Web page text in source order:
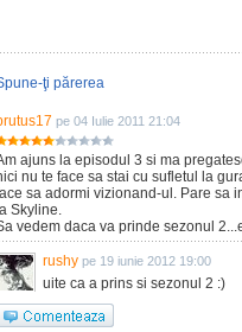
ţi părerea
pe 04 Iulie 2011 21:04
ajuns la episodul 3 si ma
nu te face sa stai cu sufletul la
sa adormi vizionand-ul. Pare sa
la Skyline.
vedem daca va prinde sezonul
rushy pe 19 iunie 2012 19:00
uite ca a prins si sezonul 2 :)